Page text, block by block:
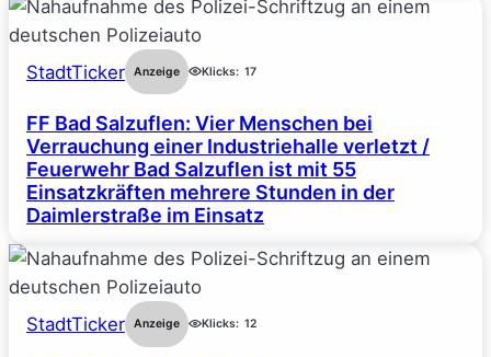
StadtTicker Anzeige Klicks: 17
FF Bad Salzuflen: Vier Menschen bei
Verrauchung einer Industriehalle verletzt /
Feuerwehr Bad Salzuflen ist mit 55
Einsatzkräften mehrere Stunden in der
Daimlerstraße im Einsatz
StadtTicker Anzeige Klicks: 12